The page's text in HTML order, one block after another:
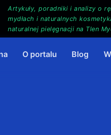
Artykuły, poradniki i analizy o
mydłach i naturalnych
naturalnej pielęgnacji na Tlen
O portalu Blog